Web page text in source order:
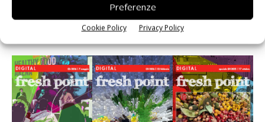
Preferenze
Cookie Policy Privacy Policy